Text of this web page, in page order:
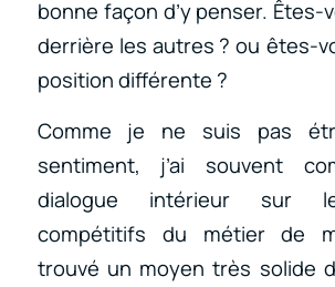
bonne façon d’y penser. Êtes-
derrière les autres ? ou êtes-
position différente ?
Comme je ne suis pas
sentiment, j’ai souvent
dialogue intérieur sur
compétitifs du métier de
trouvé un moyen très solide